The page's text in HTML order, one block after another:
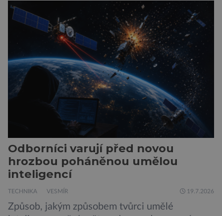
hustší než na Zemi a aby toho nebylo málo, z
oblaků se snáší kapky kyseliny sírové. Zkrátka,
není to prostředí, ve kterém by příčetný člověk
chtěl strávit […]
Odborníci varují před novou
hrozbou poháněnou umělou
inteligencí
TECHNIKA VESMÍR 19.7.2026
Způsob, jakým způsobem tvůrci umělé